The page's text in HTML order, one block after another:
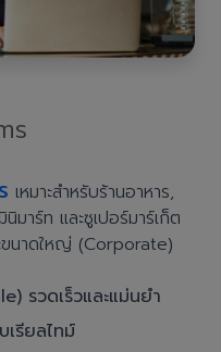
เหมาะสำหรับร้านอาหาร,
มาร์ท และซูเปอร์มาร์เก็ต
ขนาดใหญ่ (Corporate)
รวดเร็วและแม่นยำ
รียลไทม์